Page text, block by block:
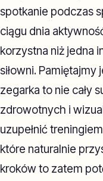
spotkanie podczas
ciągu dnia
korzystna niż jedna
siłowni. Pamiętajmy
zegarka to nie cały
zdrowotnych i
uzupełnić
które naturalnie
kroków to zatem